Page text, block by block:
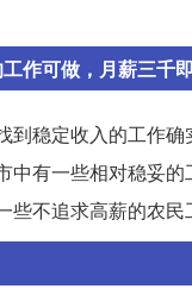
作可做，月薪三千
稳定收入的工作
有一些相对稳妥
不追求高薪的农民